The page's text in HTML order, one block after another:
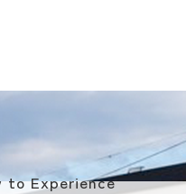
to Experience